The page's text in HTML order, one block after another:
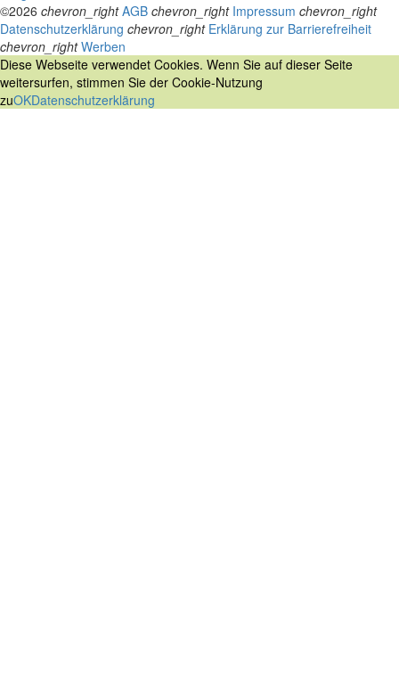
©2026 chevron_right AGB chevron_right Impressum chevron_right
Datenschutzerklärung chevron_right Erklärung zur Barrierefreiheit
chevron_right Werben
Diese Webseite verwendet Cookies. Wenn Sie auf dieser Seite
weitersurfen, stimmen Sie der Cookie-Nutzung
zuOKDatenschutzerklärung